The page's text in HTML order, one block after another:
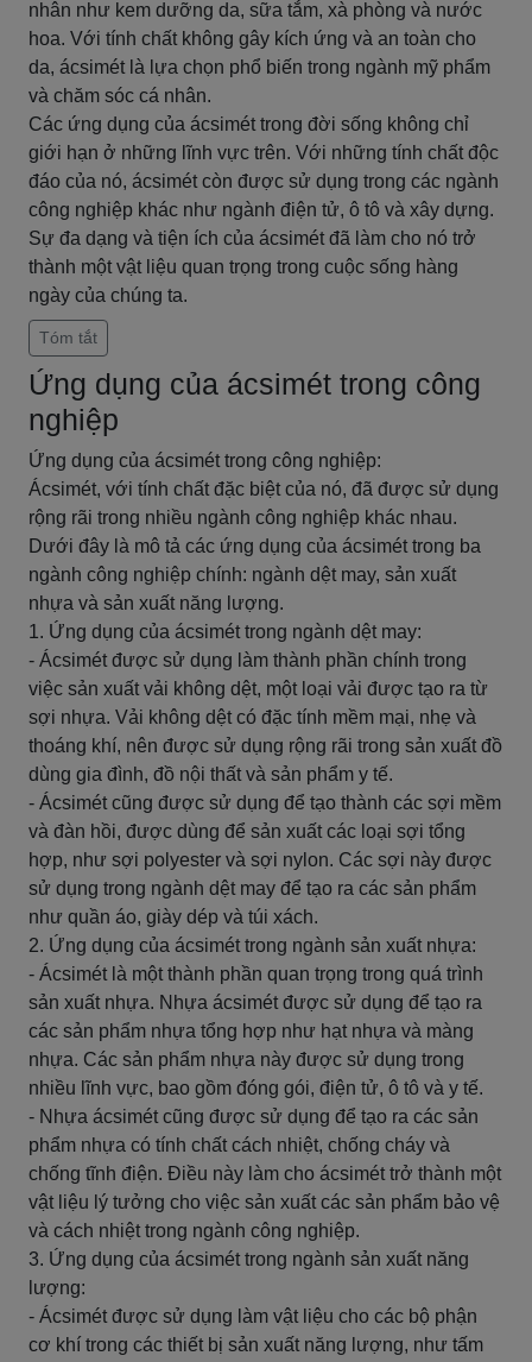
nhân như kem dưỡng da, sữa tắm, xà phòng và nước
hoa. Với tính chất không gây kích ứng và an toàn cho
da, ácsimét là lựa chọn phổ biến trong ngành mỹ phẩm
và chăm sóc cá nhân.
Các ứng dụng của ácsimét trong đời sống không chỉ
giới hạn ở những lĩnh vực trên. Với những tính chất độc
đáo của nó, ácsimét còn được sử dụng trong các ngành
công nghiệp khác như ngành điện tử, ô tô và xây dựng.
Sự đa dạng và tiện ích của ácsimét đã làm cho nó trở
thành một vật liệu quan trọng trong cuộc sống hàng
ngày của chúng ta.
Tóm tắt
Ứng dụng của ácsimét trong công
nghiệp
Ứng dụng của ácsimét trong công nghiệp:
Ácsimét, với tính chất đặc biệt của nó, đã được sử dụng
rộng rãi trong nhiều ngành công nghiệp khác nhau.
Dưới đây là mô tả các ứng dụng của ácsimét trong ba
ngành công nghiệp chính: ngành dệt may, sản xuất
nhựa và sản xuất năng lượng.
1. Ứng dụng của ácsimét trong ngành dệt may:
- Ácsimét được sử dụng làm thành phần chính trong
việc sản xuất vải không dệt, một loại vải được tạo ra từ
sợi nhựa. Vải không dệt có đặc tính mềm mại, nhẹ và
thoáng khí, nên được sử dụng rộng rãi trong sản xuất đồ
dùng gia đình, đồ nội thất và sản phẩm y tế.
- Ácsimét cũng được sử dụng để tạo thành các sợi mềm
và đàn hồi, được dùng để sản xuất các loại sợi tổng
hợp, như sợi polyester và sợi nylon. Các sợi này được
sử dụng trong ngành dệt may để tạo ra các sản phẩm
như quần áo, giày dép và túi xách.
2. Ứng dụng của ácsimét trong ngành sản xuất nhựa:
- Ácsimét là một thành phần quan trọng trong quá trình
sản xuất nhựa. Nhựa ácsimét được sử dụng để tạo ra
các sản phẩm nhựa tổng hợp như hạt nhựa và màng
nhựa. Các sản phẩm nhựa này được sử dụng trong
nhiều lĩnh vực, bao gồm đóng gói, điện tử, ô tô và y tế.
- Nhựa ácsimét cũng được sử dụng để tạo ra các sản
phẩm nhựa có tính chất cách nhiệt, chống cháy và
chống tĩnh điện. Điều này làm cho ácsimét trở thành một
vật liệu lý tưởng cho việc sản xuất các sản phẩm bảo vệ
và cách nhiệt trong ngành công nghiệp.
3. Ứng dụng của ácsimét trong ngành sản xuất năng
lượng:
- Ácsimét được sử dụng làm vật liệu cho các bộ phận
cơ khí trong các thiết bị sản xuất năng lượng, như tấm